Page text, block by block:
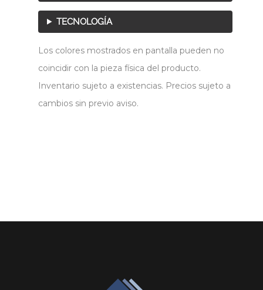
TECNOLOGÍA
Los colores mostrados en pantalla pueden no
coincidir con la pieza física del producto.
Inventario sujeto a existencias. Precios sujeto a
cambios sin previo aviso.